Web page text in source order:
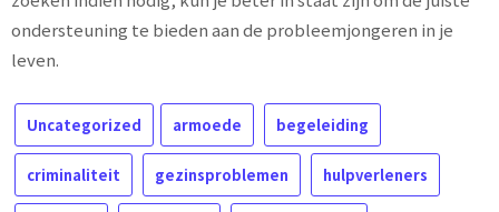
ondersteuning te bieden aan de probleemjongeren in je
leven.
Uncategorized armoede begeleiding
criminaliteit gezinsproblemen hulpverleners